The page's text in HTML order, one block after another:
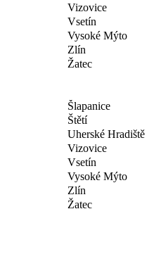
Vizovice
Vsetín
Vysoké Mýto
Zlín
Žatec
Šlapanice
Štětí
Uherské Hradiště
Vizovice
Vsetín
Vysoké Mýto
Zlín
Žatec